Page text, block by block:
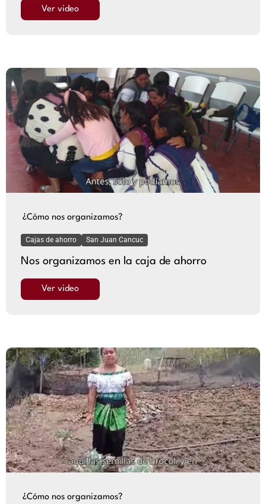
Ver video
¿Cómo nos organizamos?
Cajas de ahorro San Juan Cancuc
Nos organizamos en la caja de ahorro
Ver video
¿Cómo nos organizamos?